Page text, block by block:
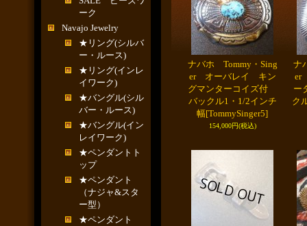
ーク
Navajo Jewelry
★リング(シルバ
ー・ルース)
★リング(インレ
イワーク)
★バングル(シル
バー・ルース)
★バングル(イン
レイワーク)
★ペンダントト
ップ
★ペンダント
（ナジャ&スタ
ー型）
★ペンダント
ナバホ Tommy・Sing
er オーバレイ キン
グマンターコイズ付
バックル1・1/2インチ
幅[TommySinger5]
154,000円(税込)
ナ
er
ー
ク